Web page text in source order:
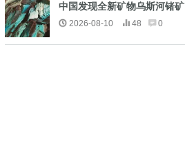
中国发现全新矿物乌斯河锗矿
2026-08-10 48 0